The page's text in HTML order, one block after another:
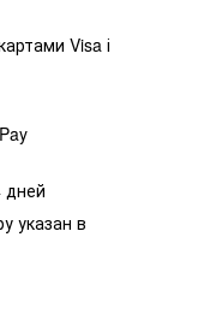
Visa і
дней
указан в